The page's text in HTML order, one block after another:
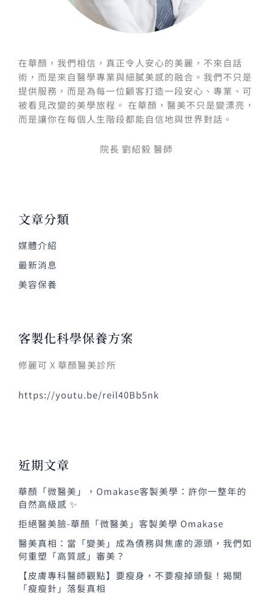
在華顏，我們相信，真正令人安心的美麗，不來自話
術，而是來自醫學專業與細膩美感的融合。我們不只是
提供服務，而是為每一位顧客打造一段安心、專業、可
被看見改變的美學旅程。 在華顏，醫美不只是變漂亮，
而是讓你在每個人生階段都能自信地與世界對話。
院長 劉紹毅 醫師
文章分類
媒體介紹
最新消息
美容保養
客製化科學保養方案
修麗可 X 華顏醫美診所
https://youtu.be/reil40Bb5nk
近期文章
華顏「微醫美」，Omakase客製美學：許你一整年的
自然高級感 ✨
拒絕醫美臉-華顏「微醫美」客製美學 Omakase
醫美真相：當「變美」成為債務與焦慮的源頭，我們如
何重塑「高質感」審美？
【皮膚專科醫師觀點】要瘦身，不要瘦掉頭髮！揭開
「瘦瘦針」落髮真相